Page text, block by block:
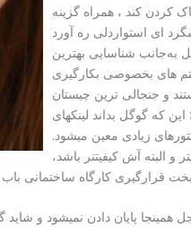
کردن کند ، همراه گزینه
ای استواردلی ره آورد
به‌جانب شناسایی بهترین
های بخصوصی بکارگیری
و جنجالی ترین چیستان
که گوگل بداند لینکهای
هستند اگر خیر٬ توسط فاکتورهای زیادی معین میشود.
و البته آش کیفیتتر باشد،
پایان دادن نمیشود و